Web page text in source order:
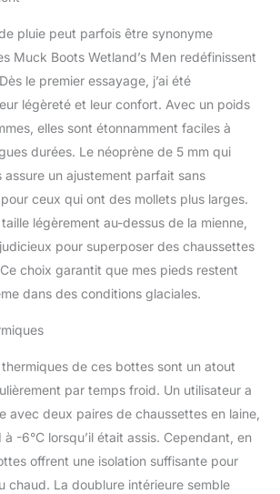
pluie peut parfois être synonyme
Muck Boots Wetland’s Men redéfinissent
le premier essayage, j’ai été
légèreté et leur confort. Avec un poids
elles sont étonnamment faciles à
durées. Le néoprène de 5 mm qui
assure un ajustement parfait sans
ceux qui ont des mollets plus larges.
légèrement au-dessus de la mienne,
pour superposer des chaussettes
choix garantit que mes pieds restent
dans des conditions glaciales.
de ces bottes sont un atout
par temps froid. Un utilisateur a
avec deux paires de chaussettes en laine,
-6°C lorsqu’il était assis. Cependant, en
offrent une isolation suffisante pour
chaud. La doublure intérieure semble